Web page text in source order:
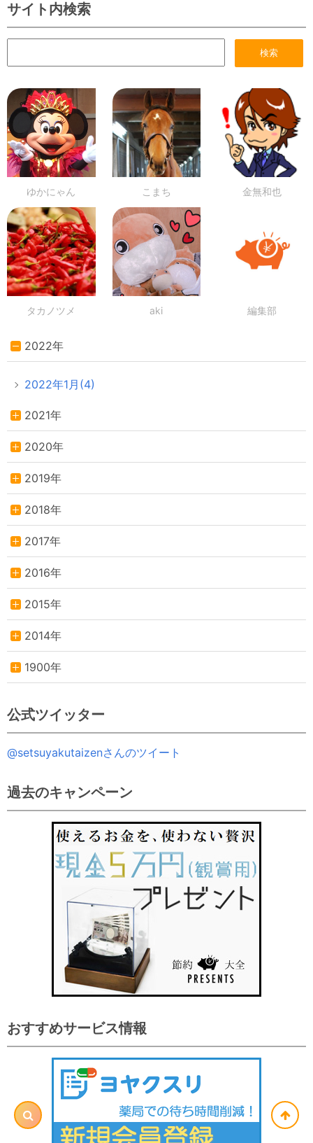
サイト内検索
ゆかにゃん こまち 金無和也
タカノツメ aki 編集部
2022年
2022年1月(4)
2021年
2020年
2019年
2018年
2017年
2016年
2015年
2014年
1900年
公式ツイッター
@setsuyakutaizenさんのツイート
過去のキャンペーン
おすすめサービス情報